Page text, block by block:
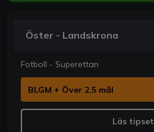
Öster - Landskrona
Fotboll - Superettan
BLGM + Över 2,5 mål
Läs tipset